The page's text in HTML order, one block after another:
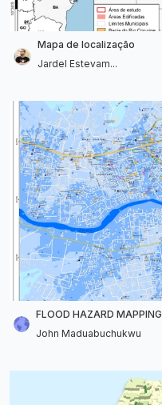
Mapa de localização
Jardel Estevam...
FLOOD HAZARD
John Maduabuchukwu